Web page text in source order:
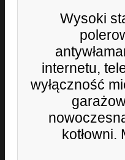
Wysoki
internetu,
wyłączność